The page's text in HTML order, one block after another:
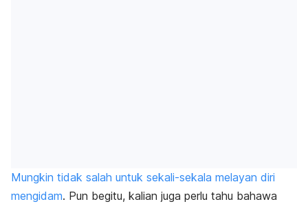
Mungkin tidak salah untuk sekali-sekala melayan diri
mengidam. Pun begitu, kalian juga perlu tahu bahawa